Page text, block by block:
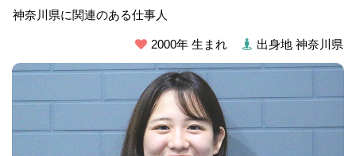
神奈川県に関連のある仕事人
2000年 生まれ 出身地 神奈川県